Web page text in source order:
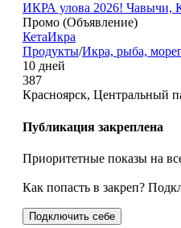
ИКРА улова 2026! Чавычи,
Промо (Объявление)
КетаИкра
Продукты/Икра, рыба,
10 дней
387
Красноярск, Центральный
Публикация закреплена
Приоритетные показы на
Как попасть в закреп?
Подключить себе